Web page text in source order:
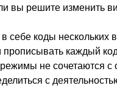
вы решите изменить
себе коды нескольких
каждый
не сочетаются с
с